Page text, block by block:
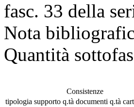
fasc. 33 della
Nota
Quantità
Consistenze
tipologia supporto q.tà documenti q.tà